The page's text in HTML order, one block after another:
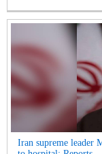
Iran supreme leader